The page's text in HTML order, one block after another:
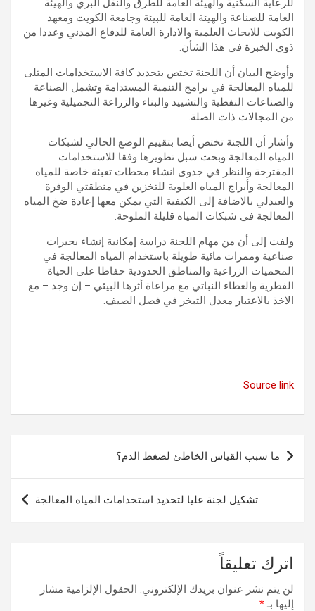
للرعاية السكنية والهيئة العامة للطرق والنقل البري والهيئة
العامة للصناعة والهيئة العامة للبيئة وجامعة الكويت ومعهد
الكويت للابحاث العلمية والادارة العامة للدفاع المدني وعددا من
ذوي الخبرة في هذا الشأن.
وأوضح البيان أن اللجنة تختص بتحديد كافة الاستخدامات المثلى
للمياه المعالجة في برامج التنمية المستدامة وتشمل الصناعة
والصناعات النفطية والتشييد والبناء والزراعة التجميلية وغيرها
من المجالات ذات الصلة.
وأشار أن اللجنة تختص أيضا بتقييم الوضع الحالي لشبكات
المياه المعالجة وبحث سبل تطويرها وفقا للاستخدامات
المقترحة والنظر في جدوى انشاء محطات تعبئة خاصة للمياه
المعالجة وأبراج المياه العلوية للتخزين في منطقتي الوفرة
والعبدلي بالاضافة إلى الكيفية التي يمكن معها إعادة ضخ المياه
المعالجة في شبكات المياه قليلة الملوحة.
ولفت إلى أن من مهام اللجنة دراسة إمكانية إنشاء بحيرات
صناعية وممرات مائية طويلة باستخدام المياه المعالجة في
المحميات الزراعية والمناطق الحدودية حفاظا على الحياة
الفطرية والغطاء النباتي مع مراعاة أثرها البيئي – إن وجد – مع
الاخذ بالاعتبار معدل التبخر في فصل الصيف.
Source link
تصفّح
المقالات
ما سبب القياس الخاطئ لضغط الدم؟
تشكيل لجنة عليا لتحديد استخدامات المياه المعالجة
اترك تعليقاً
لن يتم نشر عنوان بريدك الإلكتروني. الحقول الإلزامية مشار
إليها بـ*